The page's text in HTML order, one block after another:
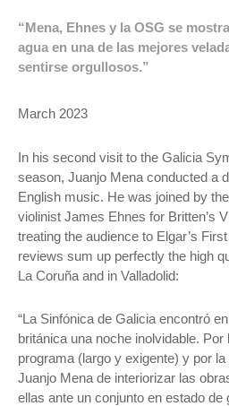
“Mena, Ehnes y la OSG se
agua en una de las mejores
sentirse orgullosos.”
March 2023
In his second visit to the Galicia
season, Juanjo Mena conducted a
English music. He was joined by
violinist James Ehnes for Britten’s
treating the audience to Elgar’s
reviews sum up perfectly the high
La Coruña and in Valladolid:
“La Sinfónica de Galicia encontró
británica una noche inolvidable. Por
programa (largo y exigente) y por
Juanjo Mena de interiorizar las
ellas ante un conjunto en estado de